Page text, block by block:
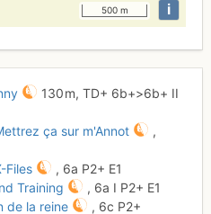
500 m i
130 m, TD+ 6b+>6b+ II
ça sur m'Annot
,
Files
, 6a P2+ E1
Training
, 6a I P2+ E1
de la reine
, 6c P2+